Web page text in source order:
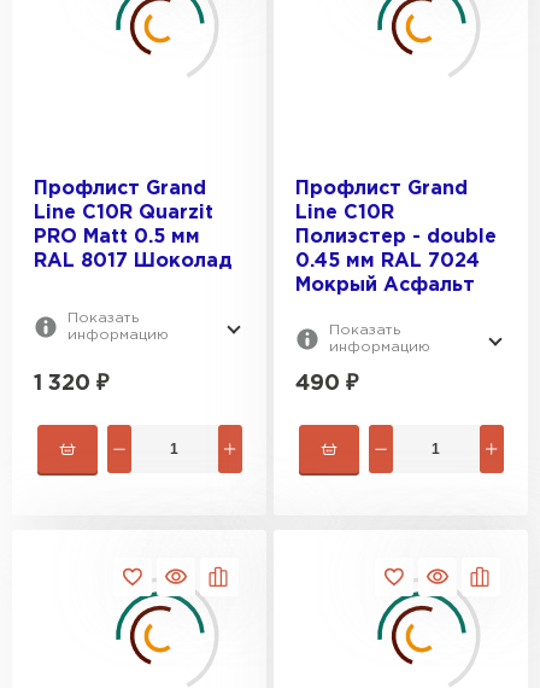
Профлист Grand
Line С10R Quarzit
PRO Matt 0.5 мм
RAL 8017 Шоколад
Показать
информацию
1 320 ₽
Профлист Grand
Line С10R
Полиэстер - double
0.45 мм RAL 7024
Мокрый Асфальт
Показать
информацию
490 ₽
Фальцевая кровля